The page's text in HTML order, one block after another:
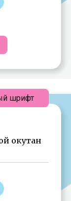
окутан
шрифт